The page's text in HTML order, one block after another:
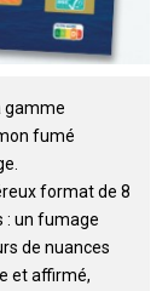
gamme
fumé
format de 8
: un fumage
de nuances
et affirmé,